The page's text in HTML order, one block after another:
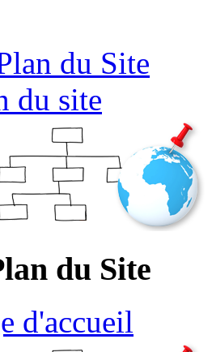
du Site
du site
du Site
d'accueil